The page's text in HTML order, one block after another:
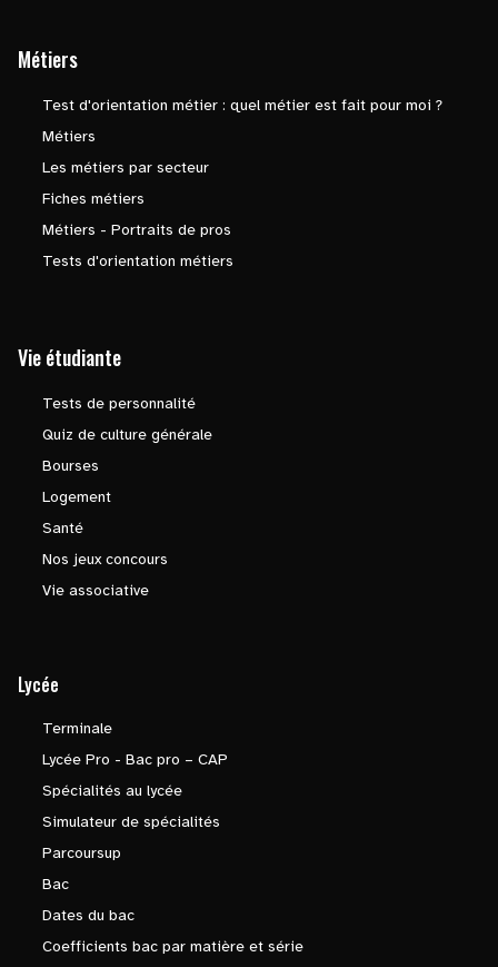
Métiers
Test d'orientation métier : quel métier est fait pour moi ?
Métiers
Les métiers par secteur
Fiches métiers
Métiers - Portraits de pros
Tests d'orientation métiers
Vie étudiante
Tests de personnalité
Quiz de culture générale
Bourses
Logement
Santé
Nos jeux concours
Vie associative
Lycée
Terminale
Lycée Pro - Bac pro – CAP
Spécialités au lycée
Simulateur de spécialités
Parcoursup
Bac
Dates du bac
Coefficients bac par matière et série